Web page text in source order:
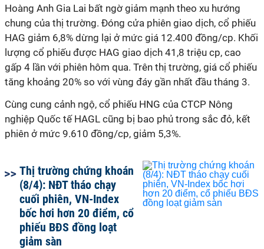
Hoàng Anh Gia Lai bất ngờ giảm mạnh theo xu hướng
chung của thị trường. Đóng cửa phiên giao dịch, cổ phiếu
HAG giảm 6,8% dừng lại ở mức giá 12.400 đồng/cp. Khối
lượng cổ phiếu được HAG giao dịch 41,8 triệu cp, cao
gấp 4 lần với phiên hôm qua. Trên thị trường, giá cổ phiếu
tăng khoảng 20% so với vùng đáy gần nhất đầu tháng 3.
Cùng cung cảnh ngộ, cổ phiếu HNG của CTCP Nông
nghiệp Quốc tế HAGL cũng bị bao phủ trong sắc đỏ, kết
phiên ở mức 9.610 đồng/cp, giảm 5,3%.
Thị trường chứng khoán
(8/4): NĐT tháo chạy
cuối phiên, VN-Index
bốc hơi hơn 20 điểm, cổ
phiếu BĐS đồng loạt
giảm sàn